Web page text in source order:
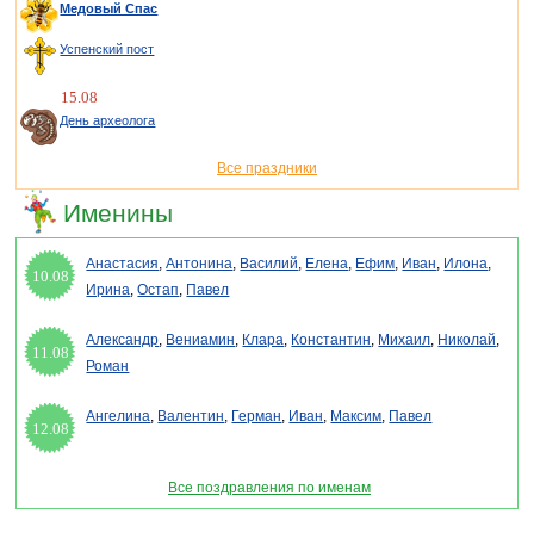
Медовый Спас
Успенский пост
15.08
День археолога
Все праздники
Именины
10.08
Анастасия,Антонина, Василий, Елена, Ефим, Иван, Илона,
Ирина,Остап, Павел
11.08
Александр, Вениамин, Клара, Константин, Михаил, Николай,
Роман
12.08
Ангелина, Валентин, Герман, Иван, Максим, Павел
Все поздравления по именам